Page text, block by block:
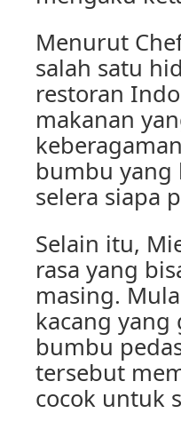
Menurut
salah satu
restoran
makanan
bumbu yang
selera siapa
Selain itu,
rasa yang
masing.
kacang
bumbu
tersebut
cocok untuk